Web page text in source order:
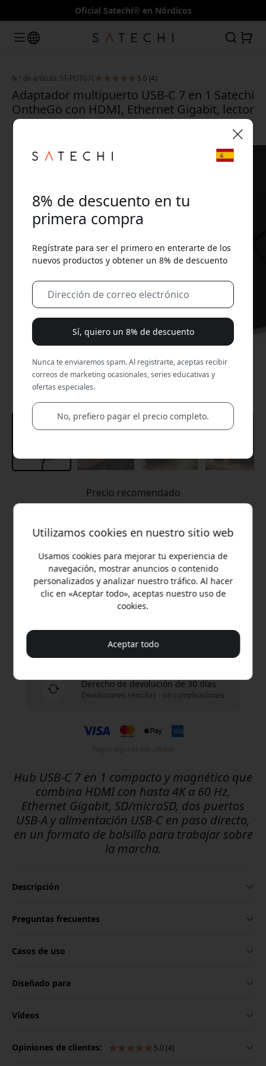
Oficial Satechi® en Nórdicos
N.º de artículo: ST-POTG7C 5.0 (4)
Adaptador multipuerto USB-C 7 en 1 Satechi
OntheGo con HDMI, Ethernet Gigabit, lector
de tarjetas SD y microSD - Negro espacial
Precio recomendado
64.99 EUR
En stock - listo para enviar
Envío de 9.99 EUR en España
Entrega 10-12 agosto
Entrega rápida y rastreable
Derecho de devolución de 30 días
Devoluciones sencillas - sin complicaciones
Hub USB-C 7 en 1 compacto y magnético que
combina HDMI con hasta 4K a 60 Hz,
Ethernet Gigabit, SD/microSD, dos puertos
USB-A y alimentación USB-C en paso directo,
en un formato de bolsillo para trabajar sobre
la marcha.
Descripción
Preguntas frecuentes
Casos de uso
Diseñado para
Vídeos
Opiniones de clientes: 5.0 (4)
Utilizamos cookies en nuestro sitio web
Usamos cookies para mejorar tu experiencia de
navegación, mostrar anuncios o contenido
personalizados y analizar nuestro tráfico. Al hacer
clic en «Aceptar todo», aceptas nuestro uso de
cookies.
Aceptar todo
8% de descuento en tu
primera compra
Regístrate para ser el primero en enterarte de los
nuevos productos y obtener un 8% de descuento
Sí, quiero un 8% de descuento
Nunca te enviaremos spam. Al registrarte, aceptas recibir
correos de marketing ocasionales, series educativas y
ofertas especiales.
No, prefiero pagar el precio completo.
🎉 Tu código de descuento:
Usa este código en la caja para obtener 8% de
descuento.